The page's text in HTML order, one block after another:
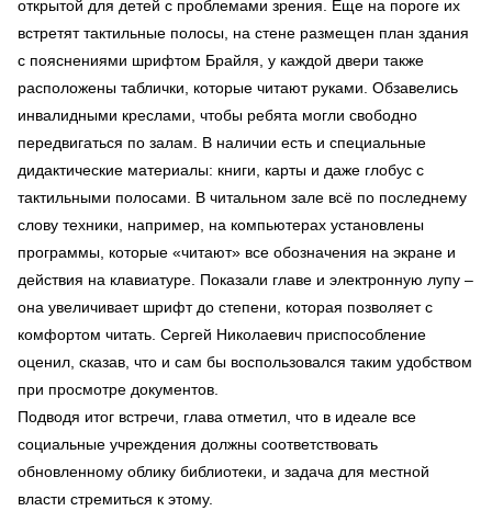
открытой для детей с проблемами зрения. Еще на пороге их
встретят тактильные полосы, на стене размещен план здания
с пояснениями шрифтом Брайля, у каждой двери также
расположены таблички, которые читают руками. Обзавелись
инвалидными креслами, чтобы ребята могли свободно
передвигаться по залам. В наличии есть и специальные
дидактические материалы: книги, карты и даже глобус с
тактильными полосами. В читальном зале всё по последнему
слову техники, например, на компьютерах установлены
программы, которые «читают» все обозначения на экране и
действия на клавиатуре. Показали главе и электронную лупу –
она увеличивает шрифт до степени, которая позволяет с
комфортом читать. Сергей Николаевич приспособление
оценил, сказав, что и сам бы воспользовался таким удобством
при просмотре документов.
Подводя итог встречи, глава отметил, что в идеале все
социальные учреждения должны соответствовать
обновленному облику библиотеки, и задача для местной
власти стремиться к этому.